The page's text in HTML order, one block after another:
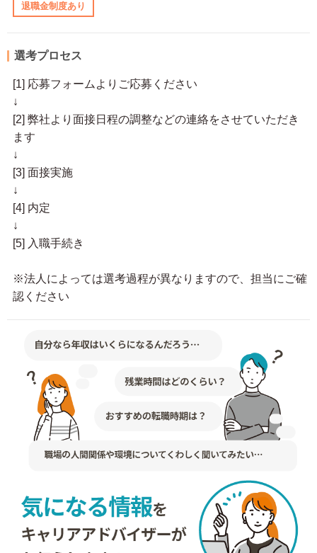
退職金制度あり
選考プロセス
[1] 応募フォームよりご応募ください
↓
[2] 弊社より面接日程の調整などの連絡をさせていただき
ます
↓
[3] 面接実施
↓
[4] 内定
↓
[5] 入職手続き
※法人によっては選考過程が異なりますので、担当にご確
認ください